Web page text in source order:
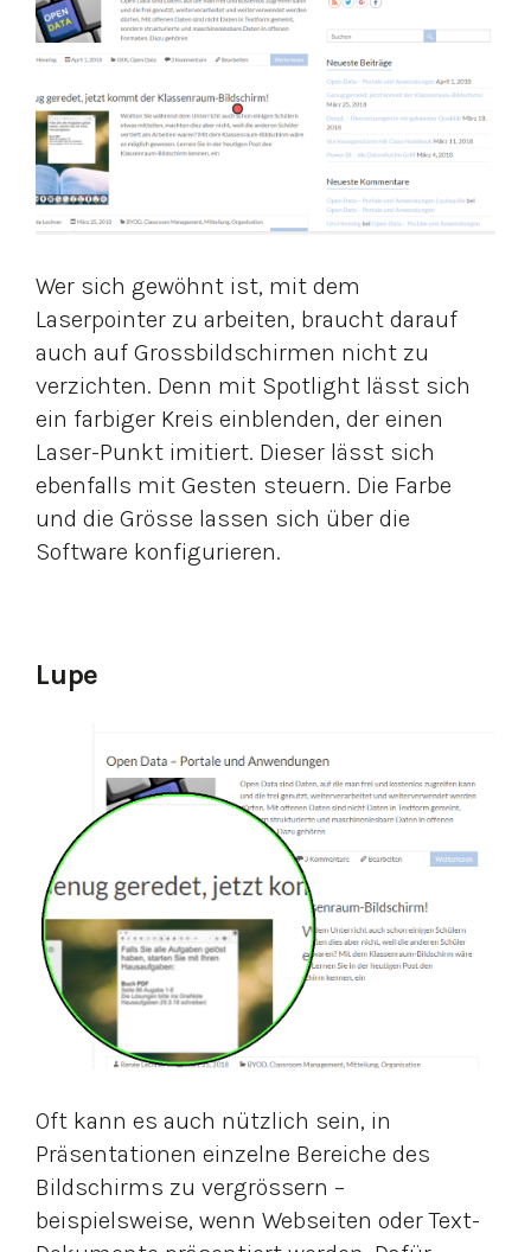
Wer sich gewöhnt ist, mit dem
Laserpointer zu arbeiten, braucht darauf
auch auf Grossbildschirmen nicht zu
verzichten. Denn mit Spotlight lässt sich
ein farbiger Kreis einblenden, der einen
Laser-Punkt imitiert. Dieser lässt sich
ebenfalls mit Gesten steuern. Die Farbe
und die Grösse lassen sich über die
Software konfigurieren.
Lupe
Oft kann es auch nützlich sein, in
Präsentationen einzelne Bereiche des
Bildschirms zu vergrössern –
beispielsweise, wenn Webseiten oder Text-